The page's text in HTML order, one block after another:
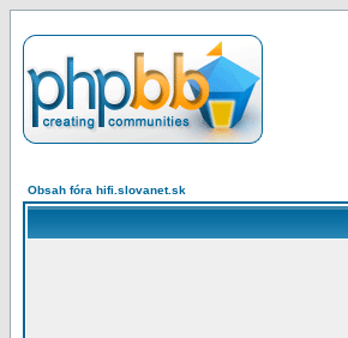
Obsah fóra hifi.slovanet.sk